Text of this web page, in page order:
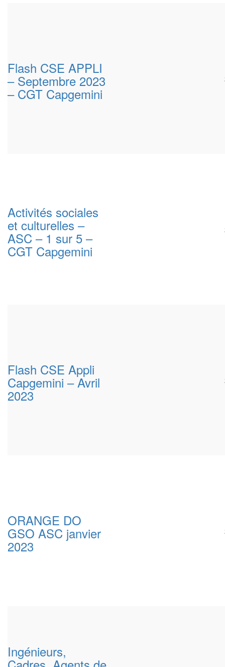
Flash CSE APPLI
– Septembre 2023
– CGT Capgemini
Activités sociales
et culturelles –
ASC – 1 sur 5 –
CGT Capgemini
Flash CSE Appli
Capgemini – Avril
2023
ORANGE DO
GSO ASC janvier
2023
Ingénieurs,